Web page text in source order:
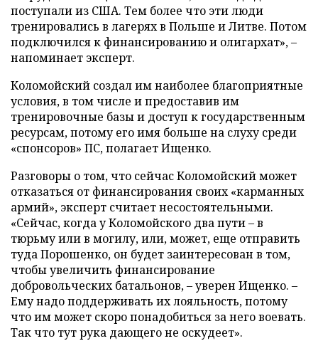
поступали из США. Тем более что эти люди
тренировались в лагерях в Польше и Литве. Потом
подключился к финансированию и олигархат», –
напоминает эксперт.
Коломойский создал им наиболее благоприятные
условия, в том числе и предоставив им
тренировочные базы и доступ к государственным
ресурсам, потому его имя больше на слуху среди
«спонсоров» ПС, полагает Ищенко.
Разговоры о том, что сейчас Коломойский может
отказаться от финансирования своих «карманных
армий», эксперт считает несостоятельными.
«Сейчас, когда у Коломойского два пути – в
тюрьму или в могилу, или, может, еще отправить
туда Порошенко, он будет заинтересован в том,
чтобы увеличить финансирование
добровольческих батальонов, – уверен Ищенко. –
Ему надо поддерживать их лояльность, потому
что им может скоро понадобиться за него воевать.
Так что тут рука дающего не оскудеет».